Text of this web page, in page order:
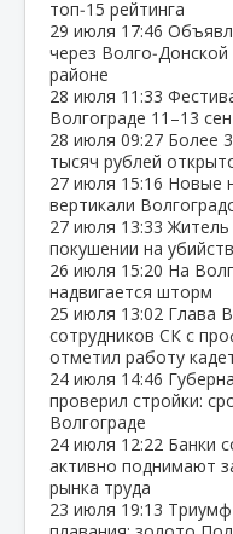
топ‑15 рейтинга
29 июля 17:46
через
районе
28 июля 11:33
Волгограде 11–13
28 июля 09:27 Более
тысяч рублей
27 июля 15:16 Новые
вертикали
27 июля 13:33 Житель
покушении на
26 июля 15:20 На
надвигается шторм
25 июля 13:02 Глава
сотрудников СК с
отметил работу
24 июля 14:46
проверил стройки:
Волгограде
24 июля 12:22 Банки
активно поднимают
рынка труда
23 июля 19:13